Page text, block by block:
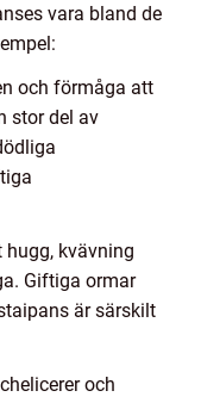
vara bland de
och förmåga att
stor del av
hugg, kvävning
Giftiga ormar
är särskilt
och